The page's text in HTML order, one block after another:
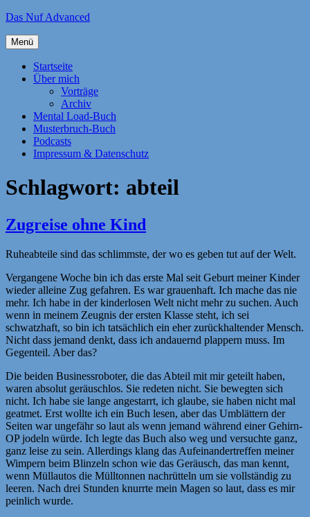
Zum
springen
Das Nuf Advanced
Menü
Startseite
Über mich
Vorträge
Archiv
Mental Load-Buch
Musterbruch-Buch
Podcasts
Impressum & Datenschutz
Schlagwort: abteil
Zugreise ohne Kind
Ruheabteile sind das schlimmste, der wo es geben tut auf der Welt.
Vergangene Woche bin ich das erste Mal seit Geburt meiner Kinder
wieder alleine Zug gefahren. Es war grauenhaft. Ich mache das nie
mehr. Ich habe in der kinderlosen Welt nicht mehr zu suchen. Auch
wenn in meinem Zeugnis der ersten Klasse steht, ich sei
schwatzhaft, so bin ich tatsächlich ein eher zurückhaltender Mensch.
Nicht dass jemand denkt, dass ich andauernd plappern muss. Im
Gegenteil. Aber das?
Die beiden Businessroboter, die das Abteil mit mir geteilt haben,
waren absolut geräuschlos. Sie redeten nicht. Sie bewegten sich
nicht. Ich habe sie lange angestarrt, ich glaube, sie haben nicht mal
geatmet. Erst wollte ich ein Buch lesen, aber das Umblättern der
Seiten war ungefähr so laut als wenn jemand während einer Gehirn-
OP jodeln würde. Ich legte das Buch also weg und versuchte ganz,
ganz leise zu sein. Allerdings klang das Aufeinandertreffen meiner
Wimpern beim Blinzeln schon wie das Geräusch, das man kennt,
wenn Müllautos die Mülltonnen nachrütteln um sie vollständig zu
leeren. Nach drei Stunden knurrte mein Magen so laut, dass es mir
peinlich wurde.